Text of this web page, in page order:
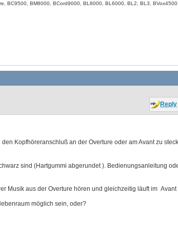
BC9500, BM8000, BCord9000, BL8000, BL6000, BL2, BL3,
Reply
Kopfhöreranschluß an der Overture oder am Avant zu
sind (Hartgummi abgerundet ). Bedienungsanleitung
Musik aus der Overture hören und gleichzeitig läuft im
möglich sein, oder?